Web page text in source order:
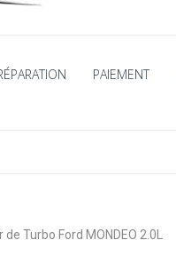
PAIEMENT
Turbo Ford MONDEO 2.0L